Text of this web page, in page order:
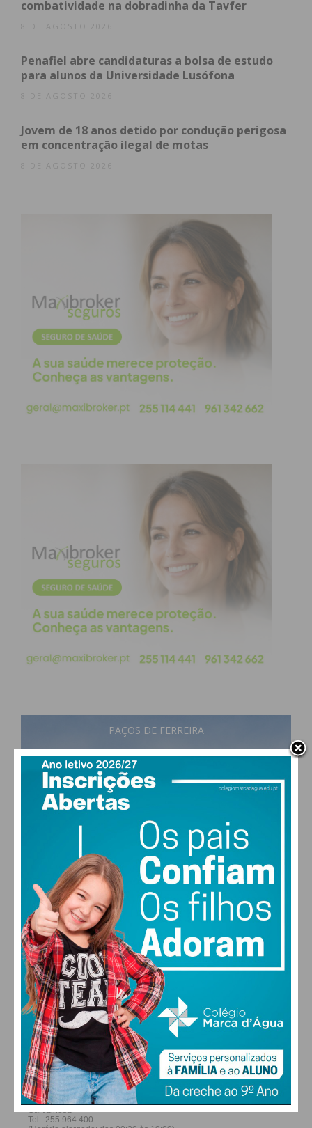
Subscreva a newsletter do
Imediato
obtenha de forma regular a informação
atualizada.
Eu li e concordo com os
termos e
condições
combatividade na dobradinha da Tavfer
8 DE AGOSTO 2026
Penafiel abre candidaturas a bolsa de estudo
para alunos da Universidade Lusófona
8 DE AGOSTO 2026
Jovem de 18 anos detido por condução perigosa
em concentração ilegal de motas
8 DE AGOSTO 2026
PAÇOS DE FERREIRA
23°
vento: 3m/s O
22 °
SÁB
26
DOM
28
SEG
30
TER
ALTERAR
FARMACIAS DE SERVIÇO EM PAÇOS DE
FERREIRA